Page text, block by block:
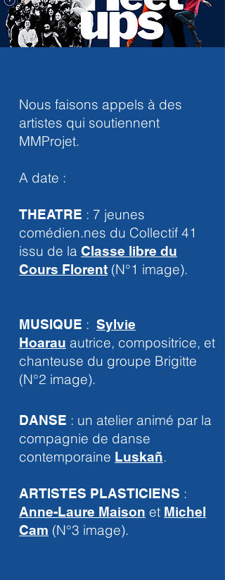
Nous faisons appels à des
artistes qui soutiennent
MMProjet.
A date :
THEATRE : 7 jeunes
comédien.nes du Collectif 41
issu de la Classe libre du
Cours Florent (N°1 image).
MUSIQUE : Sylvie
Hoarau autrice, compositrice, et
chanteuse du groupe Brigitte
(N°2 image).
DANSE : un atelier animé par la
compagnie de danse
contemporaine Luskañ.
ARTISTES PLASTICIENS :
Anne-Laure Maison et Michel
Cam (N°3 image).